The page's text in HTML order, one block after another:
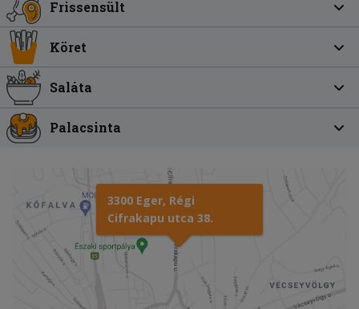
Frissensült
Köret
Saláta
Palacsinta
3300 Eger, Régi
Cifrakapu utca 38.